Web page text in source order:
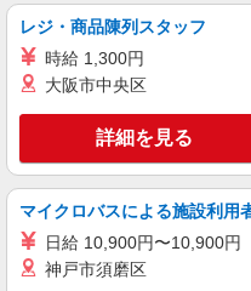
キープ
派遣社員
ランスタッド株式会社 古河支
仕分け・
時給
入例） 月収
日勤務の場
／当社規定
茨城県
キープ
レジ・商品陳列スタッフ
時給 1,300円
大阪市中央区
詳細を見る
マイクロバスによる施設利用
日給 10,900円〜10,900円
神戸市須磨区